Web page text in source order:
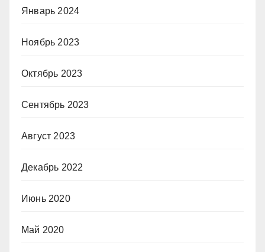
Январь 2024
Ноябрь 2023
Октябрь 2023
Сентябрь 2023
Август 2023
Декабрь 2022
Июнь 2020
Май 2020